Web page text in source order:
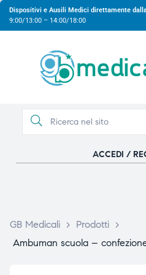
Dispositivi e Ausili Medici direttamente
9:00/13:00 – 14:00/18:00
ACCEDI /
GB Medicali > Prodotti
>
Ambuman scuola –